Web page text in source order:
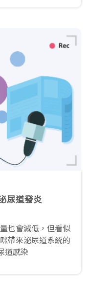
尿道發炎
也會減低，但看似
帶來泌尿道系統的
道感染